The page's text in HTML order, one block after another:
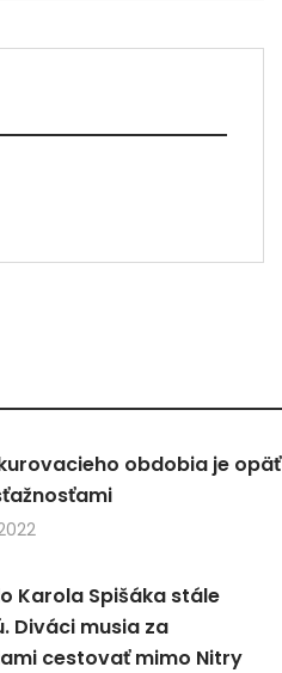
obdobia je opäť
Karola Spišáka stále
Diváci musia za
cestovať mimo Nitry